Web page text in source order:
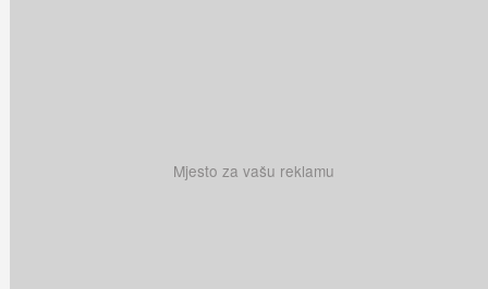
Mjesto za vašu reklamu